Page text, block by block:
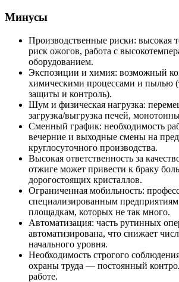
Минусы
Производственные риски: высокая
риск ожогов, работа с
оборудованием.
Экспозиции и химия: возможный
химическими процессами и пылью
защиты и контроль).
Шум и физическая нагрузка:
загрузка/выгрузка печей,
Сменный график: необходимость
вечерние и выходные смены на
круглосуточного производства.
Высокая ответственность за
отжиге может привести к браку
дорогостоящих кристаллов.
Ограниченная мобильность:
специализированным
площадкам, которых не так много.
Автоматизация: часть рутинных
автоматизирована, что снижает
начального уровня.
Необходимость строгого
охраны труда — постоянный
работе.